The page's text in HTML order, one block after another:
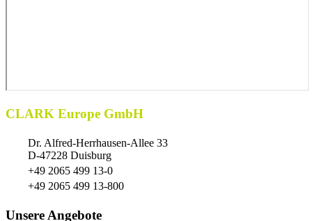
CLARK Europe GmbH
Dr. Alfred-Herrhausen-Allee 33
D-47228 Duisburg
+49 2065 499 13-0
+49 2065 499 13-800
Unsere Angebote